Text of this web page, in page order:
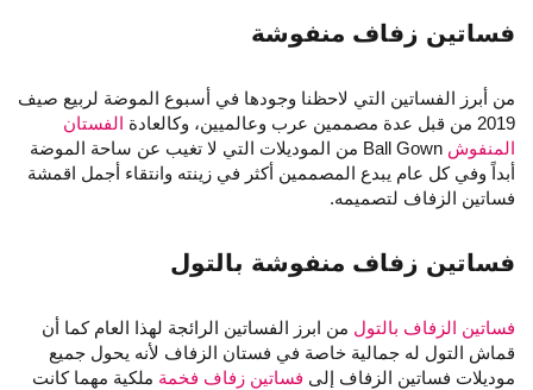
فساتين زفاف منفوشة
من أبرز الفساتين التي لاحظنا وجودها في أسبوع الموضة لربيع صيف
2019 من قبل عدة مصممين عرب وعالميين، وكالعادة
الفستان
المنفوش
Ball Gown من الموديلات التي لا تغيب عن ساحة الموضة
أبداً وفي كل عام يبدع المصممين أكثر في زينته وانتقاء أجمل اقمشة
فساتين الزفاف لتصميمه.
فساتين زفاف منفوشة بالتول
فساتين الزفاف بالتول من ابرز الفساتين الرائجة لهذا العام كما أن
قماش التول له جمالية خاصة في فستان الزفاف لأنه يحول جميع
موديلات فساتين الزفاف إلى فساتين زفاف فخمة ملكية مهما كانت